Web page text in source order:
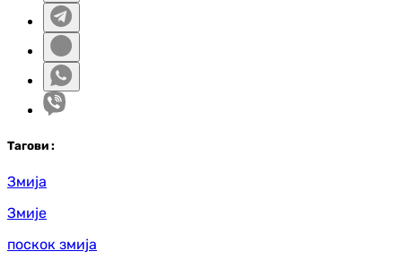
Тагови :
Змија
Змије
поскок змија